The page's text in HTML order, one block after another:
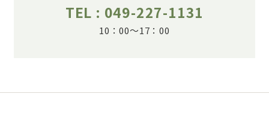
TEL : 049-227-1131
10：00～17：00